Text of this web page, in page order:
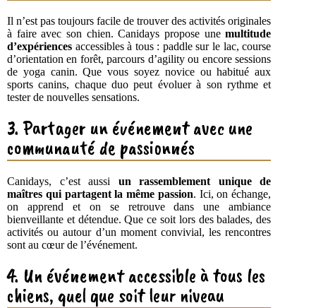
Il n’est pas toujours facile de trouver des activités originales
à faire avec son chien. Canidays propose unemultitude
d’expériences accessibles à tous : paddle sur le lac, course
d’orientation en forêt, parcours d’agility ou encore sessions
de yoga canin. Que vous soyez novice ou habitué aux
sports canins, chaque duo peut évoluer à son rythme et
tester de nouvelles sensations.
3. Partager un événement avec une
communauté de passionnés
Canidays, c’est aussi un rassemblement unique de
maîtres qui partagent la même passion. Ici, on échange,
on apprend et on se retrouve dans une ambiance
bienveillante et détendue. Que ce soit lors des balades, des
activités ou autour d’un moment convivial, les rencontres
sont au cœur de l’événement.
4. Un événement accessible à tous les
chiens, quel que soit leur niveau